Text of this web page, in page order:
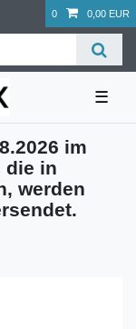
0 0,00 EUR
☰
im
die in
werden